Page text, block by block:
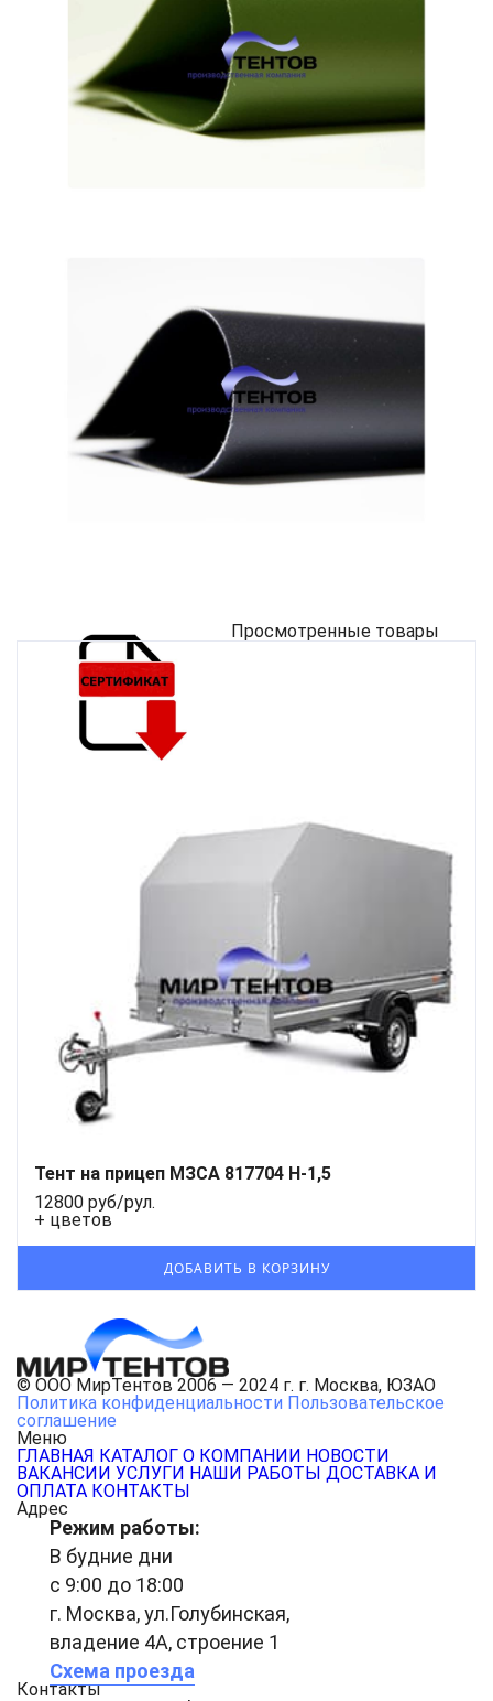
Просмотренные товары
Тент на прицеп МЗСА 817704 H-1,5
12800 руб/рул.
+ цветов
© ООО МирТентов 2006 — 2024 г. г. Москва, ЮЗАО
Политика конфиденциальности Пользовательское
соглашение
Меню
ГЛАВНАЯ КАТАЛОГ О КОМПАНИИ НОВОСТИ
ВАКАНСИИ УСЛУГИ НАШИ РАБОТЫ ДОСТАВКА И
ОПЛАТА КОНТАКТЫ
Адрес
Режим работы:
В будние дни
с 9:00 до 18:00
г. Москва, ул.Голубинская,
владение 4А, строение 1
Схема проезда
Контакты